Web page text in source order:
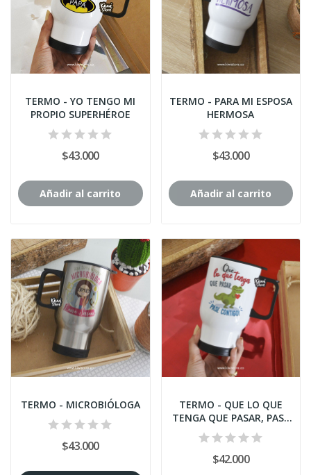
TERMO - YO TENGO MI
PROPIO SUPERHÉROE
$43.000
Añadir al carrito
TERMO - PARA MI ESPOSA
HERMOSA
$43.000
Añadir al carrito
TERMO - MICROBIÓLOGA
$43.000
TERMO - QUE LO QUE
TENGA QUE PASAR, PASE
CONTIGO!
$42.000